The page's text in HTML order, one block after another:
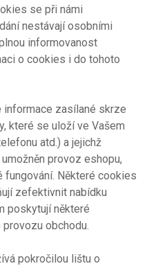
se při námi
nestávají osobními
informovanost
o cookies i do tohoto
informace zasílané skrze
které se uloží ve Vašem
atd.) a jejichž
provoz eshopu,
fungování. Některé cookies
zefektivnit nabídku
poskytují některé
obchodu.
pokročilou lištu o